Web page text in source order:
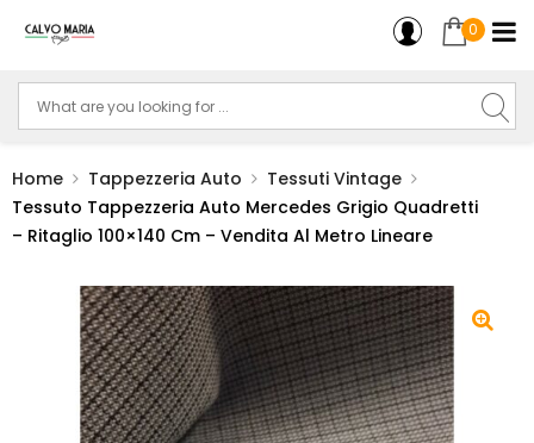
0
Home Tappezzeria Auto
Tessuti Vintage
Tessuto Tappezzeria Auto Mercedes Grigio Quadretti
– Ritaglio 100×140 Cm – Vendita Al Metro Lineare